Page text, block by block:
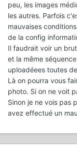
peu, les images
les autres. Parfois
mauvaises
de la config
Il faudrait voir un
et la même
uploadéees toutes
Là on pourra vous
photo. Si on ne voit
Sinon je ne vois pas
avez effectué un